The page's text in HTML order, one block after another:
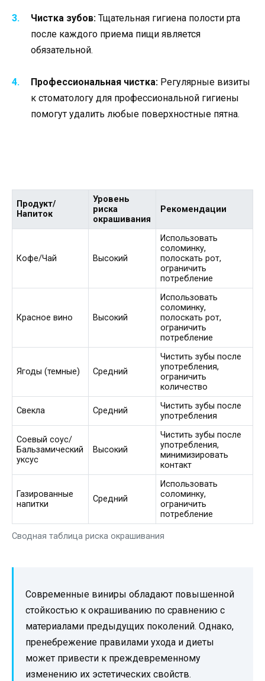
Чистка зубов: Тщательная гигиена полости рта
после каждого приема пищи является
обязательной.
Профессиональная чистка: Регулярные визиты
к стоматологу для профессиональной гигиены
помогут удалить любые поверхностные пятна.
Сводная таблица риска окрашивания
Продукт/
Напиток
Уровень
риска
окрашивания
Рекомендации
Кофе/Чай Высокий
Использовать
соломинку,
полоскать рот,
ограничить
потребление
Красное вино Высокий
Использовать
соломинку,
полоскать рот,
ограничить
потребление
Ягоды (темные) Средний
Чистить зубы после
употребления,
ограничить
количество
Свекла Средний
Чистить зубы после
употребления
Соевый соус/
Бальзамический
уксус
Высокий
Чистить зубы после
употребления,
минимизировать
контакт
Газированные
напитки
Средний
Использовать
соломинку,
ограничить
потребление
Современные виниры обладают повышенной
стойкостью к окрашиванию по сравнению с
материалами предыдущих поколений. Однако,
пренебрежение правилами ухода и диеты
может привести к преждевременному
изменению их эстетических свойств.